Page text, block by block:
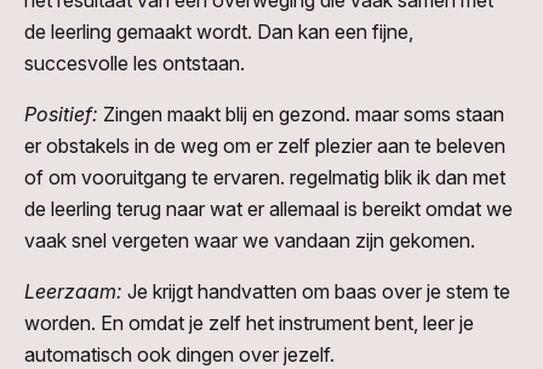
de leerling gemaakt wordt. Dan kan een fijne,
succesvolle les ontstaan.
Positief: Zingen maakt blij en gezond. maar soms staan
er obstakels in de weg om er zelf plezier aan te beleven
of om vooruitgang te ervaren. regelmatig blik ik dan met
de leerling terug naar wat er allemaal is bereikt omdat we
vaak snel vergeten waar we vandaan zijn gekomen.
Leerzaam: Je krijgt handvatten om baas over je stem te
worden. En omdat je zelf het instrument bent, leer je
automatisch ook dingen over jezelf.